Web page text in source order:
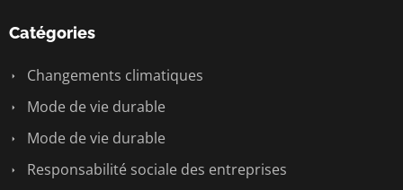
Catégories
Changements climatiques
Mode de vie durable
Mode de vie durable
Responsabilité sociale des entreprises